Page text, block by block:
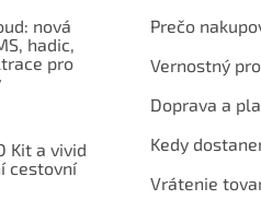
nová
hadic,
pro
Kit a vivid
cestovní
Prečo
Vernostný
Doprava a
Kedy
Vrátenie